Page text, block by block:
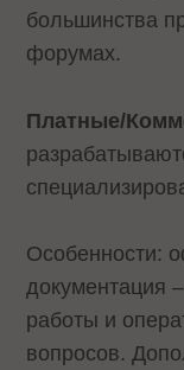
большинства
форумах.
Платные/
Особенности:
документация
работы и
вопросов.